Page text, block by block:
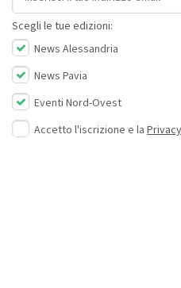
Scegli le tue edizioni:
News Alessandria
News Pavia
Eventi Nord-Ovest
Accetto l'iscrizione e la